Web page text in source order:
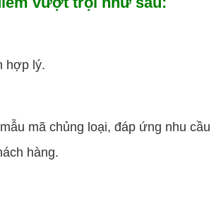
hợp lý.
mã chủng loại, đáp ứng nhu cầu
hàng.